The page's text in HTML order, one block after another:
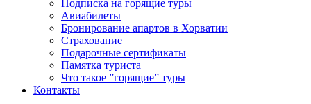
Подписка на горящие туры
Авиабилеты
Бронирование апартов в Хорватии
Страхование
Подарочные сертификаты
Памятка туриста
Что такое ”горящие” туры
Контакты